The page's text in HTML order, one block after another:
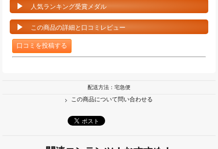
人気ランキング受賞メダル
この商品の詳細と口コミレビュー
口コミを投稿する
配送方法：宅急便
この商品について問い合わせる